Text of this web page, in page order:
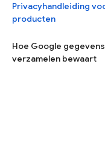
Privacyhandleiding
producten
Hoe Google
verzamelen bewaart